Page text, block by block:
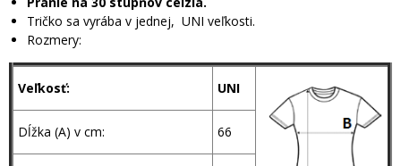
Tričko sa vyrába v jednej, UNI veľkosti.
Rozmery:
Veľkosť: UNI
Dĺžka (A) v cm: 66